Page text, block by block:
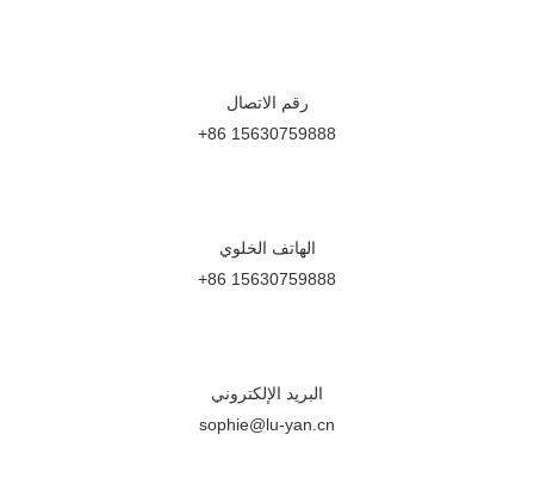
رقم الاتصال
+86 15630759888
الهاتف الخلوي
+86 15630759888
البريد الإلكتروني
sophie@lu-yan.cn